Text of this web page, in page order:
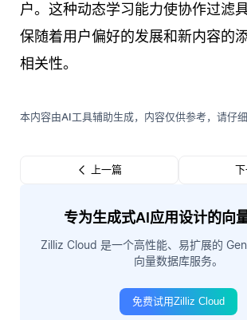
户。这种动态学习能力使协作过滤
保随着用户偏好的发展和新内容的
相关性。
本内容由AI工具辅助生成，内容仅供参考，请仔
上一篇
专为生成式AI应用设计的向
Zilliz Cloud 是一个高性能、易扩展的
向量数据库服务。
免费试用Zilliz Cloud